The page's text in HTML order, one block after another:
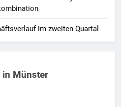
im zweiten Quartal
in Münster